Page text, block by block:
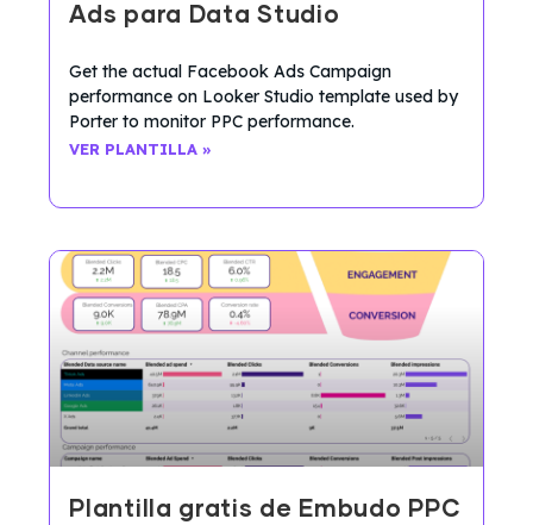
Ads para Data Studio
Get the actual Facebook Ads Campaign
performance on Looker Studio template used by
Porter to monitor PPC performance.
VER PLANTILLA »
Plantilla gratis de Embudo PPC